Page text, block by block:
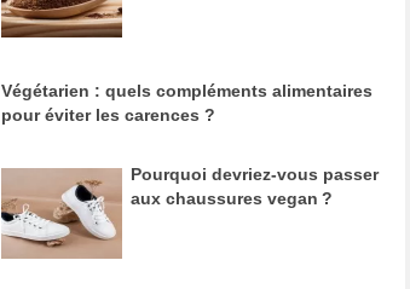
Végétarien : quels compléments alimentaires
pour éviter les carences ?
Pourquoi devriez-vous passer
aux chaussures vegan ?